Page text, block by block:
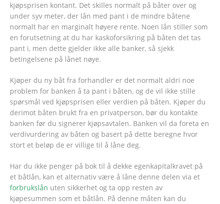
kjøpsprisen kontant. Det skilles normalt på båter over og
under syv meter, der lån med pant i de mindre båtene
normalt har en marginalt høyere rente. Noen lån stiller som
en forutsetning at du har kaskoforsikring på båten det tas
pant i, men dette gjelder ikke alle banker, så sjekk
betingelsene på lånet nøye.
Kjøper du ny båt fra forhandler er det normalt aldri noe
problem for banken å ta pant i båten, og de vil ikke stille
spørsmål ved kjøpsprisen eller verdien på båten. Kjøper du
derimot båten brukt fra en privatperson, bør du kontakte
banken før du signerer kjøpsavtalen. Banken vil da foreta en
verdivurdering av båten og basert på dette beregne hvor
stort et beløp de er villige til å låne deg.
Har du ikke penger på bok til å dekke egenkapitalkravet på
et båtlån, kan et alternativ være å låne denne delen via et
forbrukslån uten sikkerhet og ta opp resten av
kjøpesummen som et båtlån. På denne måten kan du